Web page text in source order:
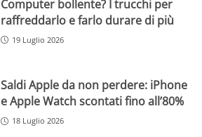
Computer bollente? I trucchi per
raffreddarlo e farlo durare di più
19 Luglio 2026
Saldi Apple da non perdere: iPhone
e Apple Watch scontati fino all’80%
18 Luglio 2026